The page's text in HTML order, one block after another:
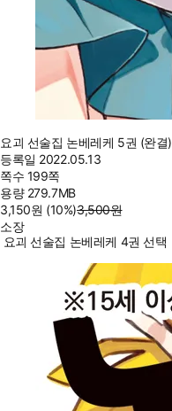
요괴 선술집 논베레케 5권 (완결)
등록일 2022.05.13
쪽수 199쪽
용량 279.7MB
3,150원 (10%)3,500원
소장
요괴 선술집 논베레케 4권 선택